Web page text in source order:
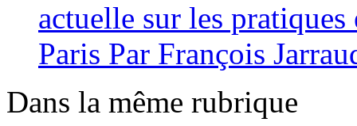
actuelle sur les
Paris Par François
Dans la même rubrique